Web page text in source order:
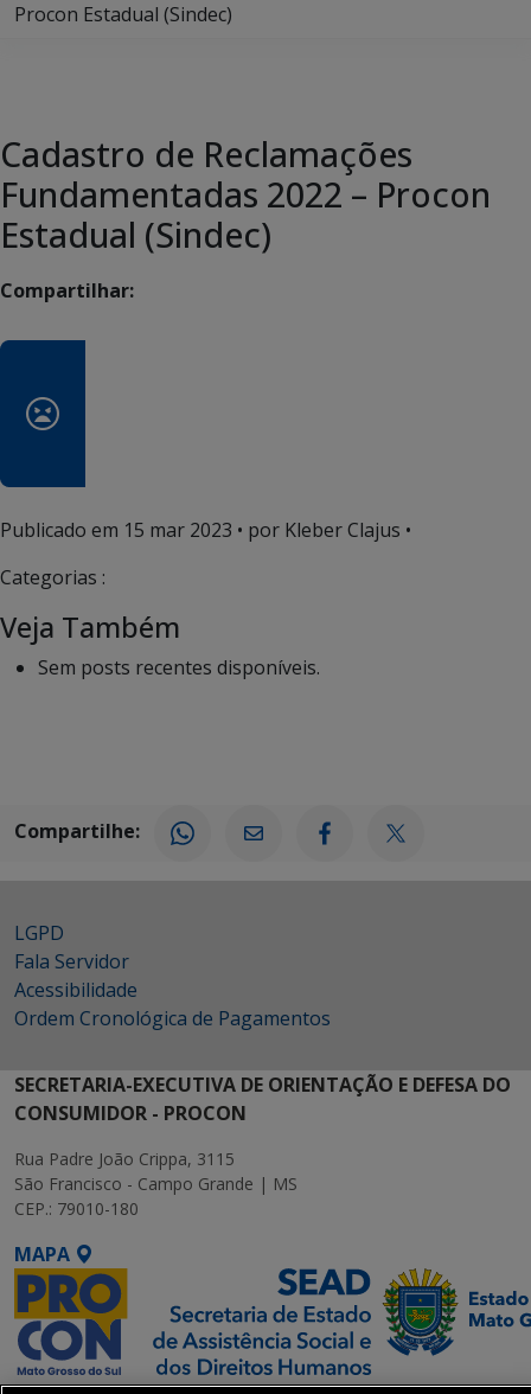
Procon Estadual (Sindec)
Cadastro de Reclamações
Fundamentadas 2022 – Procon
Estadual (Sindec)
Compartilhar:
Publicado em 15 mar 2023 • por Kleber Clajus •
Categorias :
Veja Também
Sem posts recentes disponíveis.
Compartilhe:
LGPD
Fala Servidor
Acessibilidade
Ordem Cronológica de Pagamentos
SECRETARIA-EXECUTIVA DE ORIENTAÇÃO E DEFESA DO
CONSUMIDOR - PROCON
Rua Padre João Crippa, 3115
São Francisco - Campo Grande | MS
CEP.: 79010-180
MAPA